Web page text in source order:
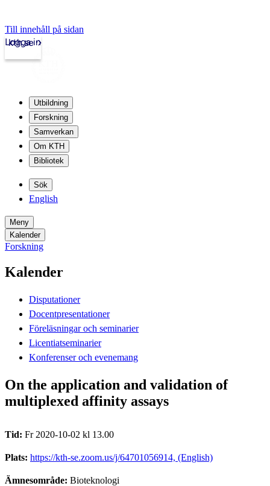
Till innehåll på sidan
kth.se
Logga in
Utbildning
Forskning
Samverkan
Om KTH
Bibliotek
Sök
English
Meny
Kalender
Forskning
Kalender
Disputationer
Docentpresentationer
Föreläsningar och seminarier
Licentiatseminarier
Konferenser och evenemang
On the application and validation of
multiplexed affinity assays
Tid: Fr 2020-10-02 kl 13.00
Plats: https://kth-se.zoom.us/j/64701056914, (English)
Ämnesområde: Bioteknologi